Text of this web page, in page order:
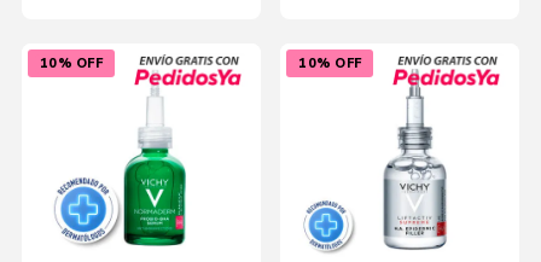
10% OFF 10% OFF